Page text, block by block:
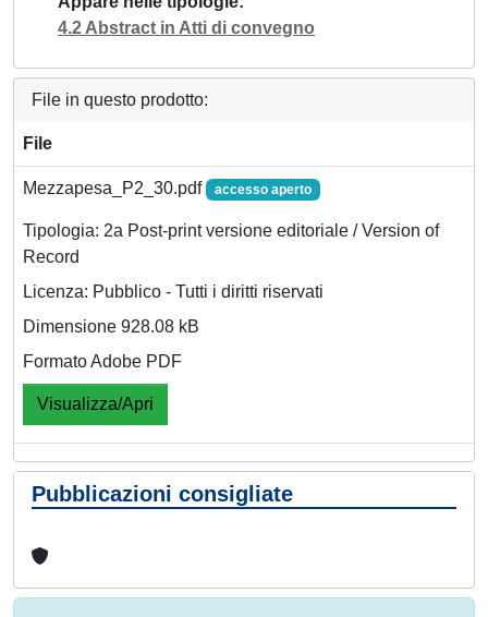
4.2 Abstract in Atti di convegno
File in questo prodotto:
File
Mezzapesa_P2_30.pdf accesso aperto
Tipologia: 2a Post-print versione editoriale / Version of
Record
Licenza: Pubblico - Tutti i diritti riservati
Dimensione 928.08 kB
Formato Adobe PDF
Visualizza/Apri
Pubblicazioni consigliate